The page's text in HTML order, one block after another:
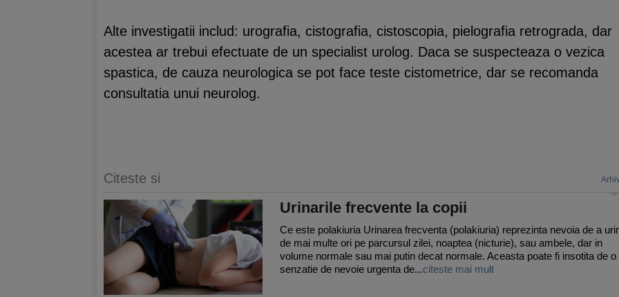
Alte investigatii includ: urografia, cistografia, cistoscopia, pielografia retrograda, dar
acestea ar trebui efectuate de un specialist urolog. Daca se suspecteaza o vezica
spastica, de cauza neurologica se pot face teste cistometrice, dar se recomanda
consultatia unui neurolog.
Citeste si
Urinarile frecvente la copii
Ce este polakiuria Urinarea frecventa (polakiuria) reprezinta nevoia de a
de mai multe ori pe parcursul zilei, noaptea (nicturie), sau ambele, dar in
volume normale sau mai putin decat normale. Aceasta poate fi insotita de o
senzatie de nevoie urgenta de...citeste mai mult